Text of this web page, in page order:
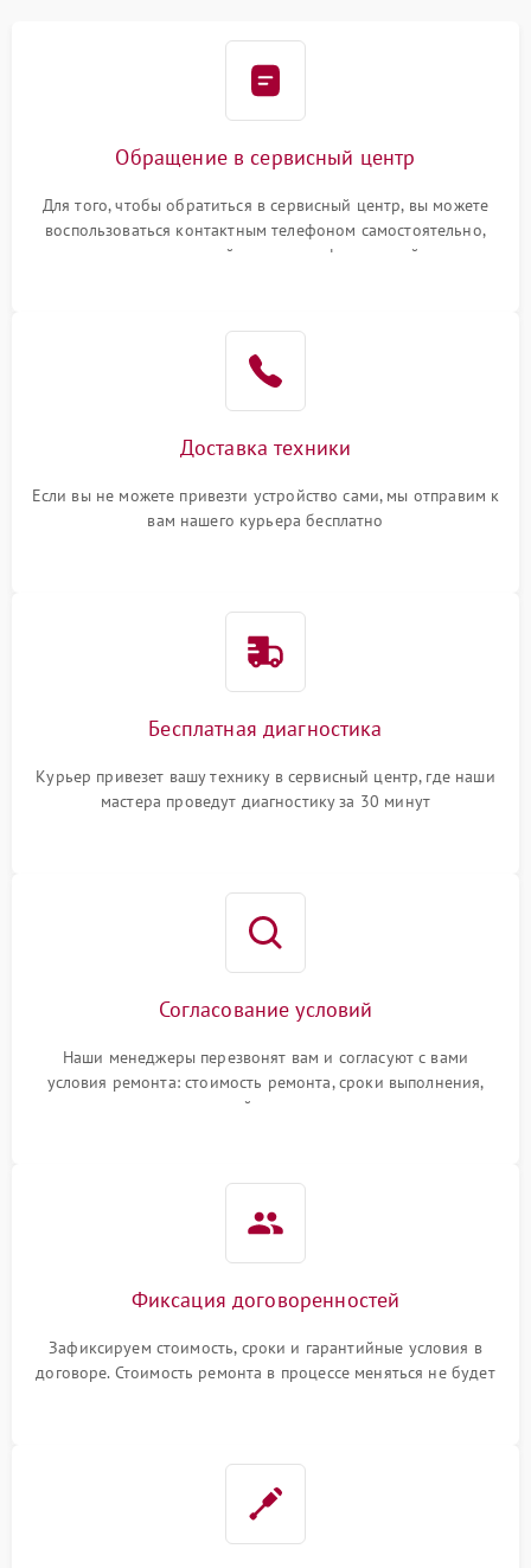
Обращение в сервисный центр
Для того, чтобы обратиться в сервисный центр, вы можете
воспользоваться контактным телефоном самостоятельно,
или оставить свой номер телефона на сайте
Доставка техники
Если вы не можете привезти устройство сами, мы отправим к
вам нашего курьера бесплатно
Бесплатная диагностика
Курьер привезет вашу технику в сервисный центр, где наши
мастера проведут диагностику за 30 минут
Согласование условий
Наши менеджеры перезвонят вам и согласуют с вами
условия ремонта: стоимость ремонта, сроки выполнения,
гарантийные условия
Фиксация договоренностей
Зафиксируем стоимость, сроки и гарантийные условия в
договоре. Стоимость ремонта в процессе меняться не будет